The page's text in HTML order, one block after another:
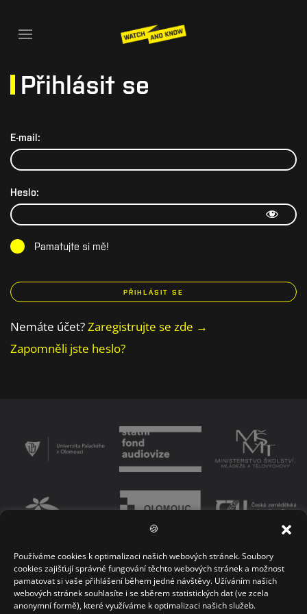
🍪
Používáme cookies k optimalizaci našich webových stránek. Soubory
cookies zajišťují správné fungování těchto webových stránek a možnost
pamatovat si vaše přihlášení během jedné návštěvy. Užíváním našich
webových stránek souhlasíte i se sběrem statistických dat (ve zcela
anonymní formě), které využíváme k optimalizaci našich služeb.
Přihlásit se
E-mail:
Heslo:
Pamatujte si mě!
Nemáte účet?Zaregistrujte se zde →
Zapomněli jste heslo?
PODMÍNKY UŽÍVÁNÍ PLATFORMY ZÁSADY OCHRANY OSOBNÍCH ÚDAJŮ
KONTAKT